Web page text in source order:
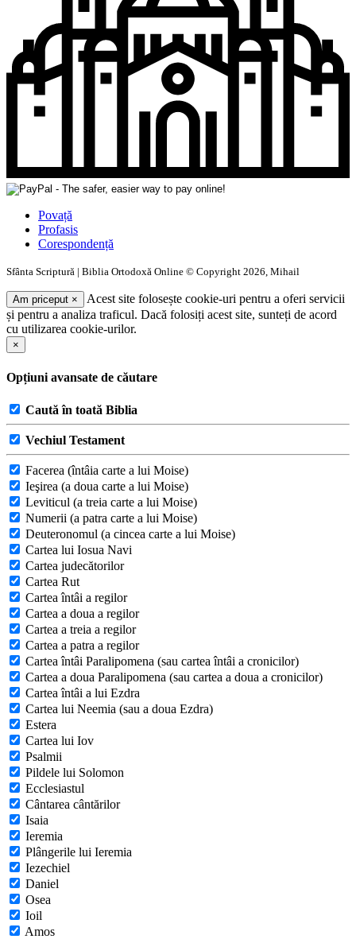
Povață
Profasis
Corespondență
Sfânta Scriptură | Biblia Ortodoxă Online © Copyright 2026, Mihail
Am priceput ×
Acest site folosește cookie-uri pentru a oferi servicii
și pentru a analiza traficul. Dacă folosiți acest site, sunteți de acord
cu utilizarea cookie-urilor.
×
Opțiuni avansate de căutare
Caută în toată Biblia
Vechiul Testament
Facerea (întâia carte a lui Moise)
Ieşirea (a doua carte a lui Moise)
Leviticul (a treia carte a lui Moise)
Numerii (a patra carte a lui Moise)
Deuteronomul (a cincea carte a lui Moise)
Cartea lui Iosua Navi
Cartea judecătorilor
Cartea Rut
Cartea întâi a regilor
Cartea a doua a regilor
Cartea a treia a regilor
Cartea a patra a regilor
Cartea întâi Paralipomena (sau cartea întâi a cronicilor)
Cartea a doua Paralipomena (sau cartea a doua a cronicilor)
Cartea întâi a lui Ezdra
Cartea lui Neemia (sau a doua Ezdra)
Estera
Cartea lui Iov
Psalmii
Pildele lui Solomon
Ecclesiastul
Cântarea cântărilor
Isaia
Ieremia
Plângerile lui Ieremia
Iezechiel
Daniel
Osea
Ioil
Amos